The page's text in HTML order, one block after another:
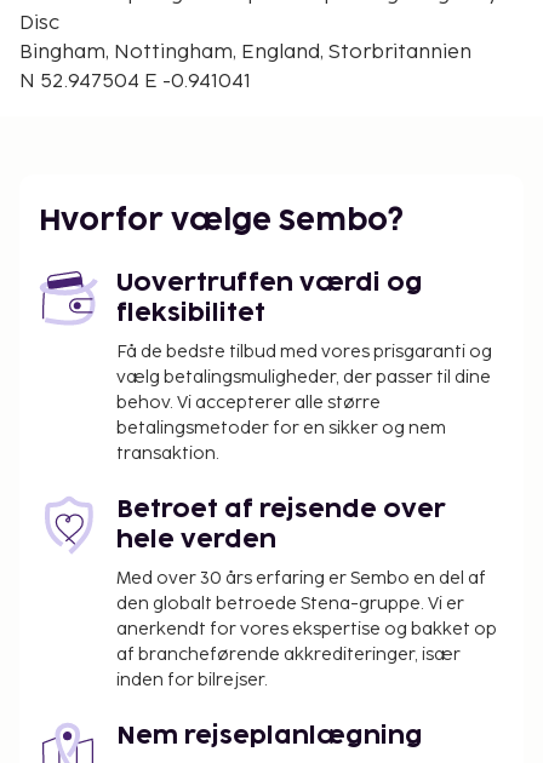
Muston Meadows National Nature Reserve - 13,5 km
Den nærmeste lufthavn er:
Nottingham (NQT) - 14,8 km
skønne udsigt, og du kan nyde godt af faciliteter,
såsom gratis trådløs internetadgang.
Disc
Bingham, Nottingham, England, Storbritannien
N 52.947504 E -0.941041
Hvorfor vælge Sembo?
Uovertruffen værdi og
fleksibilitet
Få de bedste tilbud med vores prisgaranti og
vælg betalingsmuligheder, der passer til dine
behov. Vi accepterer alle større
betalingsmetoder for en sikker og nem
transaktion.
Betroet af rejsende over
hele verden
Med over 30 års erfaring er Sembo en del af
den globalt betroede Stena-gruppe. Vi er
anerkendt for vores ekspertise og bakket op
af brancheførende akkrediteringer, især
inden for bilrejser.
Nem rejseplanlægning